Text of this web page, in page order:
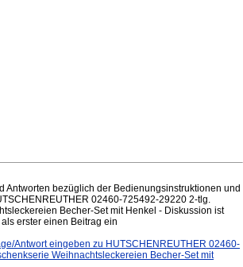
Antworten bezüglich der Bedienungsinstruktionen und
02460-725492-29220 2-tlg.
Becher-Set mit Henkel - Diskussion ist
erster einen Beitrag ein
Antwort eingeben zu HUTSCHENREUTHER 02460-
Weihnachtsleckereien Becher-Set mit